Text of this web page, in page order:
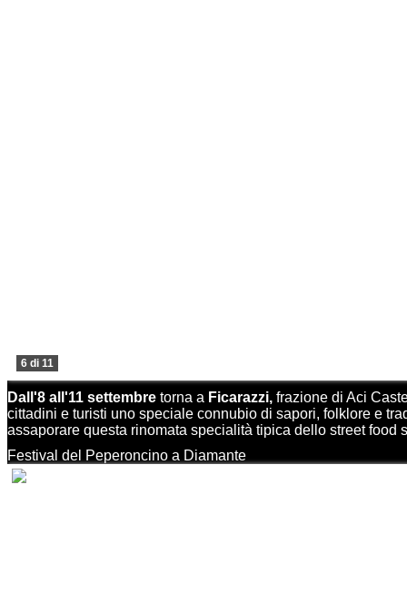
6 di 11
Dall'8 all'11 settembre torna a Ficarazzi, frazione di Aci
cittadini e turisti uno speciale connubio di sapori, folklore e
assaporare questa rinomata specialità tipica dello street food
Festival del Peperoncino a Diamante